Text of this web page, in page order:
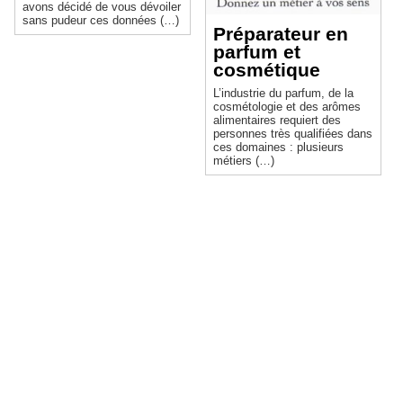
avons décidé de vous dévoiler
sans pudeur ces données (…)
Préparateur en
parfum et
cosmétique
L’industrie du parfum, de la
cosmétologie et des arômes
alimentaires requiert des
personnes très qualifiées dans
ces domaines : plusieurs
métiers (…)